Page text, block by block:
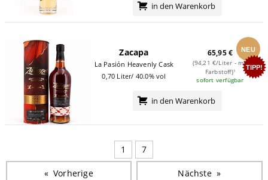
in den Warenkorb
NEU
TIPP!
Zacapa
La Pasión Heavenly Cask
0,70 Liter/ 40.0% vol
65,95 €
(94,21 €/Liter - mit
Farbstoff)¹
sofort verfügbar
in den Warenkorb
VorherigeSeite
1 7
NächsteSeite